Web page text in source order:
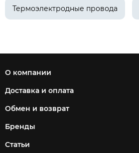
Термоэлектродные провода
О компании
Доставка и оплата
Обмен и возврат
Бренды
Статьи